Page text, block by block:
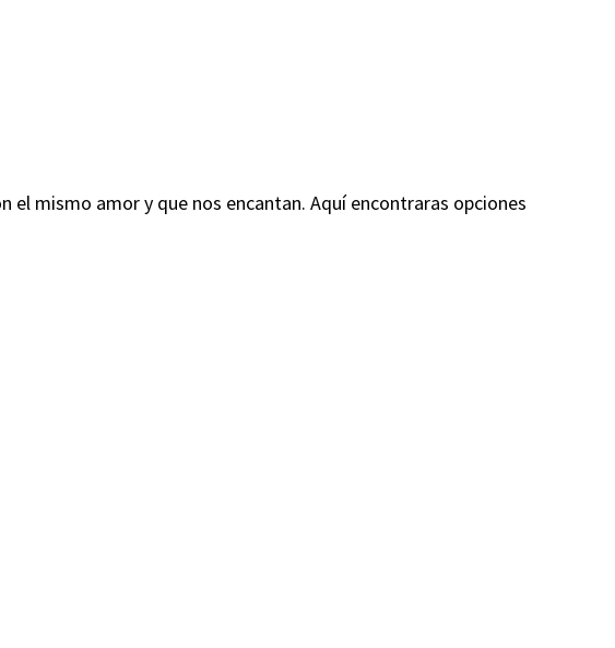
mismo amor y que nos encantan. Aquí encontraras opciones